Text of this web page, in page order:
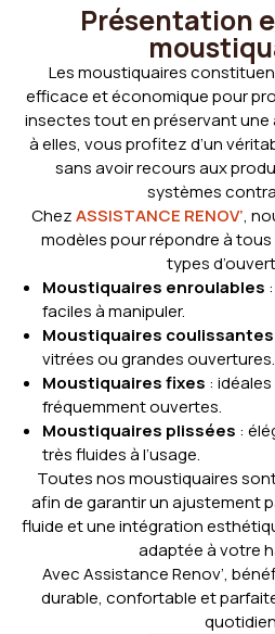
Présentation
Les moustiquaires
efficace et économique pour
insectes tout en préservant une
à elles, vous profitez d’un
sans avoir recours aux
systèmes
ChezASSISTANCE RENOV’,
modèles pour répondre à
types
Moustiquaires enroulables
faciles à manipuler.
Moustiquaires coulissantes
vitrées ou grandes ouvertures.
Moustiquaires fixes :
fréquemment ouvertes.
Moustiquaires plissées :
très fluides à l’usage.
Toutes nos moustiquaires
afin de garantir un ajustement
fluide et une intégration
adaptée à votre
Avec Assistance Renov’,
durable, confortable et